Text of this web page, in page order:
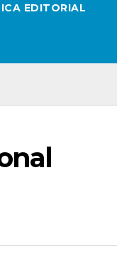
EDITORIAL